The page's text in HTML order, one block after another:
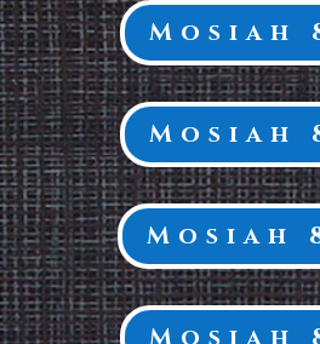
Mosiah
Mosiah
Mosiah
Mosiah